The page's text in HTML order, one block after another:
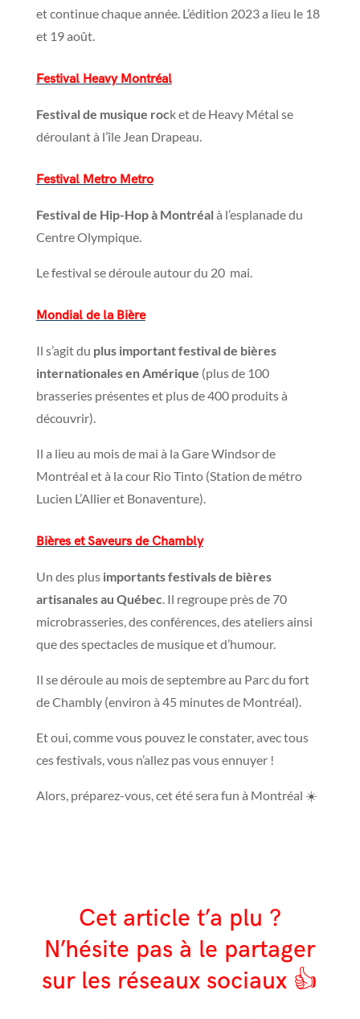
et continue chaque année. L’édition 2023 a lieu le 18
et 19 août.
Festival Heavy Montréal
Festival de musique rock et de Heavy Métal se
déroulant à l’île Jean Drapeau.
Festival Metro Metro
Festival de Hip-Hop à Montréalà l’esplanade du
Centre Olympique.
Le festival se déroule autour du 20 mai.
Mondial de la Bière
Il s’agit du plus important festival de bières
internationales en Amérique (plus de 100
brasseries présentes et plus de 400 produits à
découvrir).
Il a lieu au mois de mai à la Gare Windsor de
Montréal et à la cour Rio Tinto (Station de métro
Lucien L’Allier et Bonaventure).
Bières et Saveurs de Chambly
Un des plus importants festivals de bières
artisanales au Québec. Il regroupe près de 70
microbrasseries, des conférences, des ateliers ainsi
que des spectacles de musique et d’humour.
Il se déroule au mois de septembre au Parc du fort
de Chambly (environ à 45 minutes de Montréal).
Et oui, comme vous pouvez le constater, avec tous
ces festivals, vous n’allez pas vous ennuyer !
Alors, préparez-vous, cet été sera fun à Montréal ☀️
Cet article t’a plu ?
N’hésite pas à le partager
sur les réseaux sociaux 👍